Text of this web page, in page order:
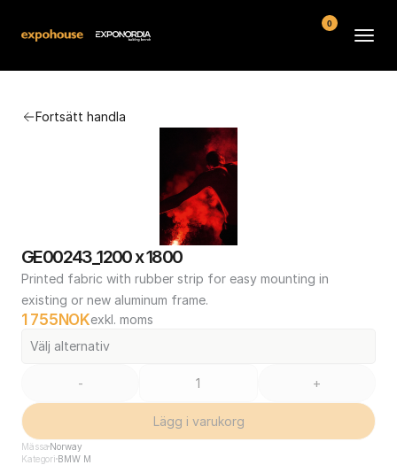
Fortsätt handla
GE00243_1200 x 1800
Printed fabric with rubber strip for easy mounting in
existing or new aluminum frame.
1 755 NOKexkl. moms
Välj alternativ
- +
Lägg i varukorg
Mässa Norway
Kategori BMW M
Kontakt
Köpvillkor
0